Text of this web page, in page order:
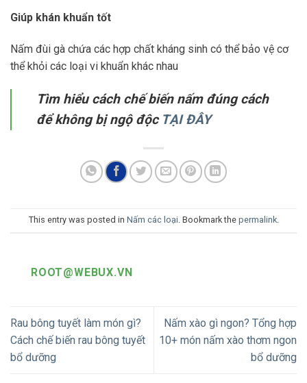
Giúp khán khuẩn tốt
Nấm đùi gà chứa các hợp chất kháng sinh có thể bảo vệ cơ
thể khỏi các loại vi khuẩn khác nhau
Tìm hiểu cách chế biến nấm đúng cách
để không bị ngộ độc TẠI ĐÂY
This entry was posted in Nấm các loại. Bookmark the permalink.
ROOT@WEBUX.VN
Rau bông tuyết làm món gì?
Cách chế biến rau bông tuyết
bổ dưỡng
Nấm xào gì ngon? Tổng hợp
10+ món nấm xào thơm ngon
bổ dưỡng